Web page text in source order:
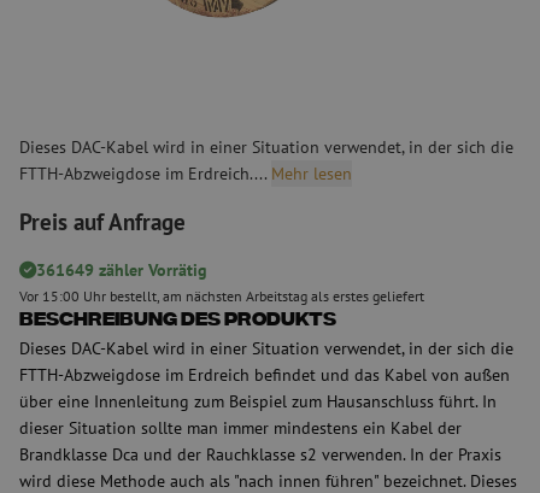
Dieses DAC-Kabel wird in einer Situation verwendet, in der sich die
FTTH-Abzweigdose im Erdreich.... Mehr lesen
Preis auf Anfrage
361649 zähler Vorrätig
Vor 15:00 Uhr bestellt, am nächsten Arbeitstag als erstes geliefert
Beschreibung des Produkts
Dieses DAC-Kabel wird in einer Situation verwendet, in der sich die
FTTH-Abzweigdose im Erdreich befindet und das Kabel von außen
über eine Innenleitung zum Beispiel zum Hausanschluss führt. In
dieser Situation sollte man immer mindestens ein Kabel der
Brandklasse Dca und der Rauchklasse s2 verwenden. In der Praxis
wird diese Methode auch als "nach innen führen" bezeichnet. Dieses